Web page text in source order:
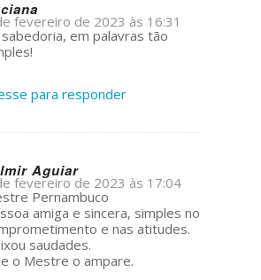
fevereiro de 2023 às 16:31
sabedoria, em palavras tão
para responder
Aguiar
fevereiro de 2023 às 17:04
Pernambuco
amiga e sincera, simples no
e nas atitudes.
saudades.
o Mestre o ampare.